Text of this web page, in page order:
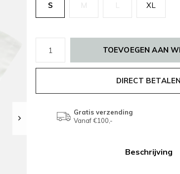
S M L XL
TOEVOEGEN AAN
DIRECT BETALEN
Gratis verzending
Vanaf €100,-
Beschrijving